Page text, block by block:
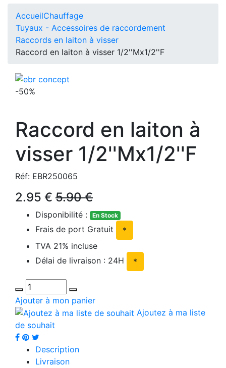
AccueilChauffage
Tuyaux - Accessoires de raccordement
Raccords en laiton à visser
Raccord en laiton à visser 1/2''Mx1/2''F
-50%
Raccord en laiton à
visser 1/2''Mx1/2''F
Réf: EBR250065
2.95 € 5.90 €
Disponibilité : En Stock
Frais de port Gratuit
*
TVA 21% incluse
Délai de livraison : 24H
*
Ajouter à mon panier
Ajoutez à ma liste
de souhait
Description
Livraison